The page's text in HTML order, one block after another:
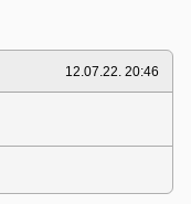
12.07.22. 20:46